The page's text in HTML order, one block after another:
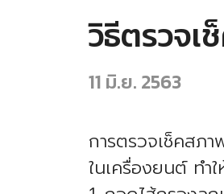
วิธีตรวจเ
11 มิ.ย. 2563
การตรวจเช็คสภ
ในเครื่องยนต์ ทำ